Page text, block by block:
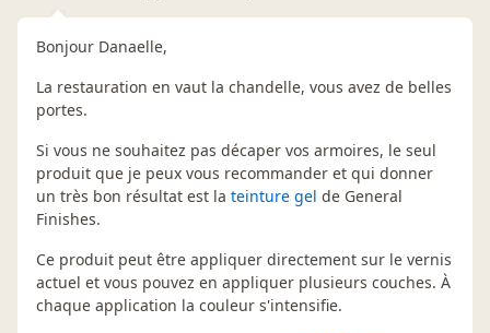
Bonjour Danaelle,
La restauration en vaut la chandelle, vous avez de belles
portes.
Si vous ne souhaitez pas décaper vos armoires, le seul
produit que je peux vous recommander et qui donner
un très bon résultat est la teinture gel de General
Finishes.
Ce produit peut être appliquer directement sur le vernis
actuel et vous pouvez en appliquer plusieurs couches. À
chaque application la couleur s'intensifie.